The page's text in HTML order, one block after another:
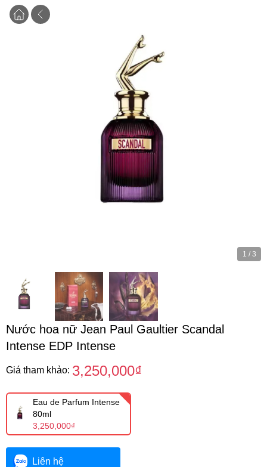
1 / 3
Nước hoa nữ Jean Paul Gaultier Scandal
Intense EDP Intense
Giá tham khảo: 3,250,000₫
Eau de Parfum Intense
80ml
3,250,000₫
Liên hệ